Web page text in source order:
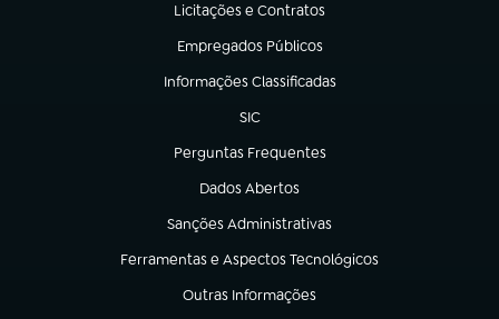
Licitações e Contratos
(abre em nova aba)
Empregados Públicos
(abre em nova aba)
Informações Classificadas
(abre em nova aba)
SIC
(abre em nova aba)
Perguntas Frequentes
(abre em nova aba)
Dados Abertos
(abre em nova aba)
Sanções Administrativas
(abre em nova aba)
Ferramentas e Aspectos Tecnológicos
(abre em nova aba)
Outras Informações
(abre em nova aba)